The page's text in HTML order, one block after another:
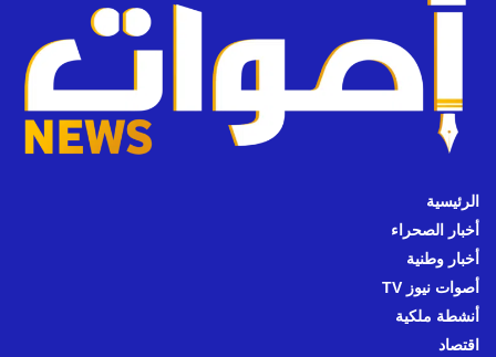
الرئيسية
أخبار الصحراء
أخبار وطنية
أصوات نيوز TV
أنشطة ملكية
اقتصاد